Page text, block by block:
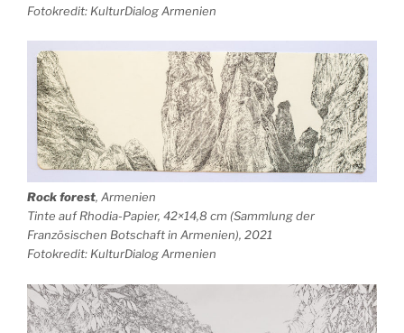
Fotokredit: KulturDialog Armenien
Rock forest, Armenien
Tinte auf Rhodia-Papier, 42×14,8 cm (Sammlung der
Französischen Botschaft in Armenien), 2021
Fotokredit: KulturDialog Armenien